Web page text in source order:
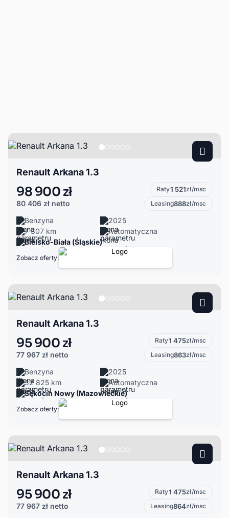
Renault Arkana 1.3
98 900 zł
80 406 zł netto
Raty1 521zł/msc
Leasing888zł/msc
Benzyna
2025
7 307 km
Automatyczna
Bielsko-Biała (Śląskie)
Zobacz oferty:
Renault Arkana 1.3
95 900 zł
77 967 zł netto
Raty1 475zł/msc
Leasing863zł/msc
Benzyna
2025
32 825 km
Automatyczna
Sękocin Nowy (Mazowieckie)
Zobacz oferty:
Renault Arkana 1.3
95 900 zł
77 967 zł netto
Raty1 475zł/msc
Leasing864zł/msc